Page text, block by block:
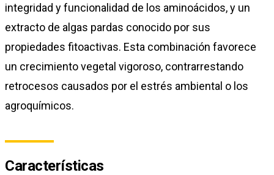
integridad y funcionalidad de los aminoácidos, y un
extracto de algas pardas conocido por sus
propiedades fitoactivas. Esta combinación favorece
un crecimiento vegetal vigoroso, contrarrestando
retrocesos causados por el estrés ambiental o los
agroquímicos.
Características